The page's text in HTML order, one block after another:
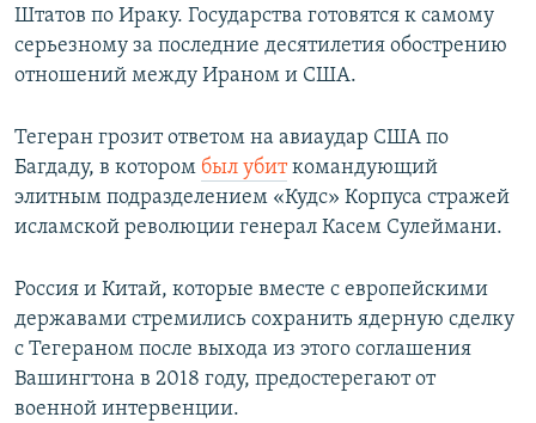
Штатов по Ираку. Государства готовятся к самому
серьезному за последние десятилетия обострению
отношений между Ираном и США.
Тегеран грозит ответом на авиаудар США по
Багдаду, в котором был убиткомандующий
элитным подразделением «Кудс» Корпуса стражей
исламской революции генерал Касем Сулеймани.
Россия и Китай, которые вместе с европейскими
державами стремились сохранить ядерную сделку
с Тегераном после выхода из этого соглашения
Вашингтона в 2018 году, предостерегают от
военной интервенции.